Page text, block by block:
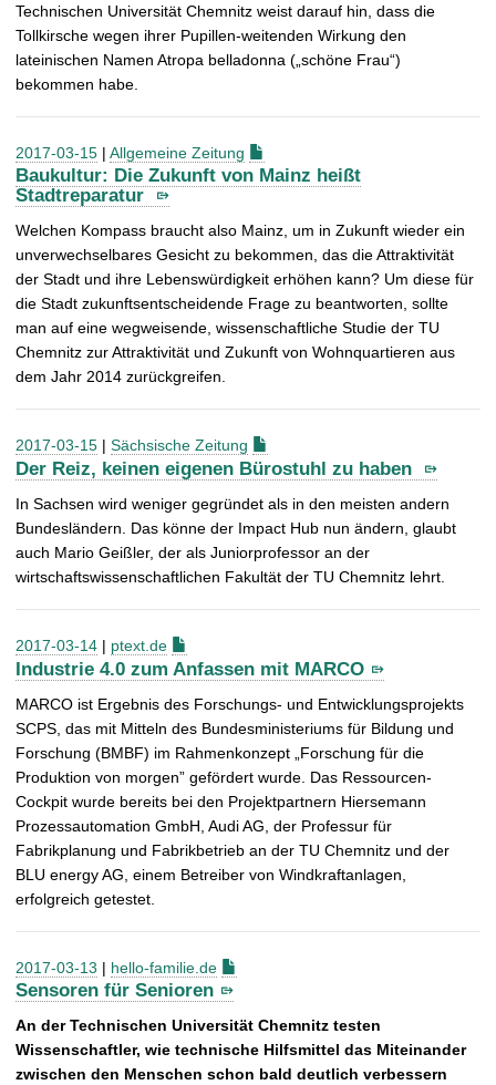
Technischen Universität Chemnitz weist darauf hin, dass die
Tollkirsche wegen ihrer Pupillen-weitenden Wirkung den
lateinischen Namen Atropa belladonna („schöne Frau“)
bekommen habe.
2017-03-15 | Allgemeine Zeitung
Baukultur: Die Zukunft von Mainz heißt
Stadtreparatur
Welchen Kompass braucht also Mainz, um in Zukunft wieder ein
unverwechselbares Gesicht zu bekommen, das die Attraktivität
der Stadt und ihre Lebenswürdigkeit erhöhen kann? Um diese für
die Stadt zukunftsentscheidende Frage zu beantworten, sollte
man auf eine wegweisende, wissenschaftliche Studie der TU
Chemnitz zur Attraktivität und Zukunft von Wohnquartieren aus
dem Jahr 2014 zurückgreifen.
2017-03-15 | Sächsische Zeitung
Der Reiz, keinen eigenen Bürostuhl zu haben
In Sachsen wird weniger gegründet als in den meisten andern
Bundesländern. Das könne der Impact Hub nun ändern, glaubt
auch Mario Geißler, der als Juniorprofessor an der
wirtschaftswissenschaftlichen Fakultät der TU Chemnitz lehrt.
2017-03-14 | ptext.de
Industrie 4.0 zum Anfassen mit MARCO
MARCO ist Ergebnis des Forschungs- und Entwicklungsprojekts
SCPS, das mit Mitteln des Bundesministeriums für Bildung und
Forschung (BMBF) im Rahmenkonzept „Forschung für die
Produktion von morgen” gefördert wurde. Das Ressourcen-
Cockpit wurde bereits bei den Projektpartnern Hiersemann
Prozessautomation GmbH, Audi AG, der Professur für
Fabrikplanung und Fabrikbetrieb an der TU Chemnitz und der
BLU energy AG, einem Betreiber von Windkraftanlagen,
erfolgreich getestet.
2017-03-13 | hello-familie.de
Sensoren für Senioren
An der Technischen Universität Chemnitz testen
Wissenschaftler, wie technische Hilfsmittel das Miteinander
zwischen den Menschen schon bald deutlich verbessern